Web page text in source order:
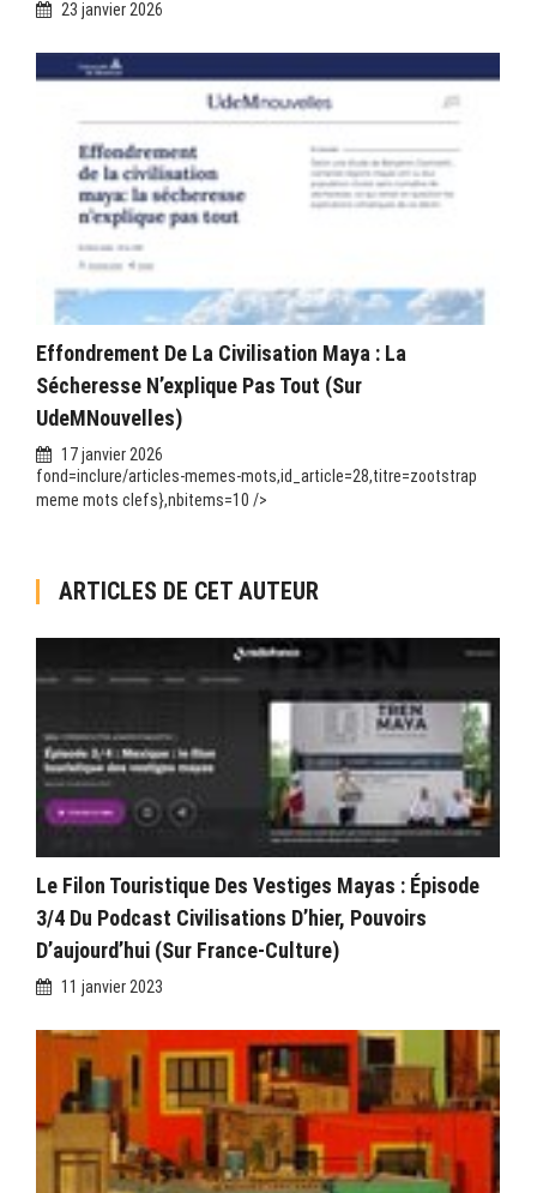
23 janvier 2026
Effondrement De La Civilisation Maya : La
Sécheresse N’explique Pas Tout (sur
UdeMNouvelles)
17 janvier 2026
fond=inclure/articles-memes-mots,id_article=28,titre=zootstrap
meme mots clefs},nbitems=10 />
ARTICLES DE CET AUTEUR
Le Filon Touristique Des Vestiges Mayas : Épisode
3/4 Du Podcast Civilisations D’hier, Pouvoirs
D’aujourd’hui (sur France-Culture)
11 janvier 2023